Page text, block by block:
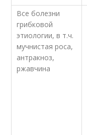
Все болезни
грибковой
этиологии, в т.ч.
мучнистая роса,
антракноз,
ржавчина